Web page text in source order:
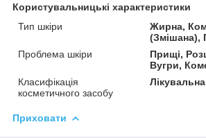
Користувальницькі характеристики
Тип шкіри
Жирна,
(Змішана),
Проблема шкіри
Прищі,
Вугри,
Класифікація
косметичного засобу
Приховати